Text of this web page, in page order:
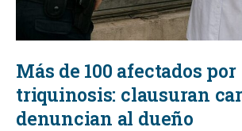
Más de 100 afectados por
triquinosis: clausuran
denuncian al dueño